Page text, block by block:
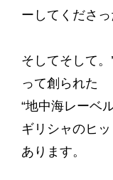
ーしてくださっ
そしてそして。
って創られた
“地中海レーベ
ギリシャのヒ
あります。